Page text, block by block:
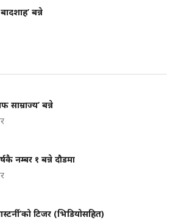
बन्ने
साम्राज्य’ बन्ने
नम्बर १ बन्ने दौडमा
टिजर (भिडियोसहित)